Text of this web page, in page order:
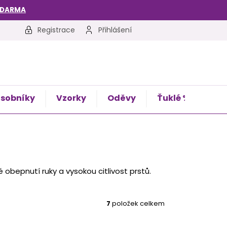
Registrace Přihlášení
Vzorky Oděvy Ťuklé %
obepnutí ruky a vysokou citlivost prstů.
7 položek celkem